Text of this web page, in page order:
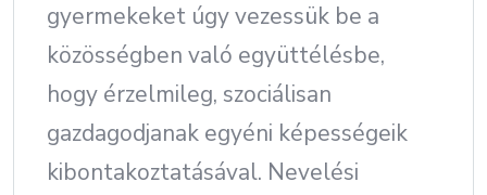
gyermekeket úgy vezessük be a
közösségben való együttélésbe,
hogy érzelmileg, szociálisan
gazdagodjanak egyéni képességeik
kibontakoztatásával. Nevelési